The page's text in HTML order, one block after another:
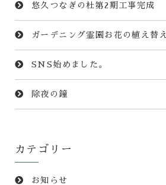
悠久つなぎの杜第2期工事完成
ガーデニング霊園お花の植え替え
SNS始めました。
除夜の鐘
カテゴリー
お知らせ